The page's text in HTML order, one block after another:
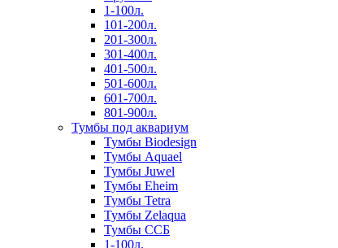
1-100л.
101-200л.
201-300л.
301-400л.
401-500л.
501-600л.
601-700л.
801-900л.
Тумбы под аквариум
Тумбы Biodesign
Тумбы Aquael
Тумбы Juwel
Тумбы Eheim
Тумбы Tetra
Тумбы Zelaqua
Тумбы ССБ
1-100л.